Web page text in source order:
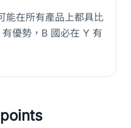
能在所有產品上都具比
優勢，B 國必在 Y 有